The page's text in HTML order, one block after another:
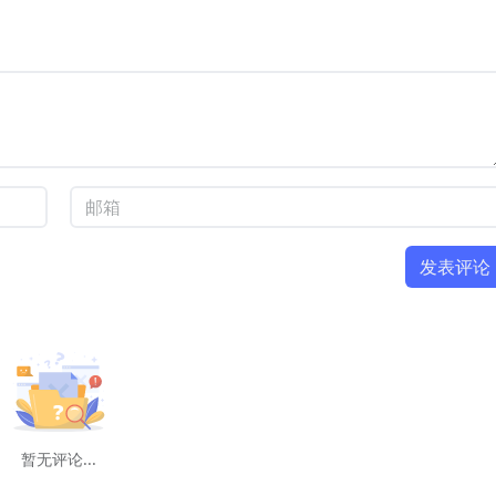
发表评论
暂无评论...